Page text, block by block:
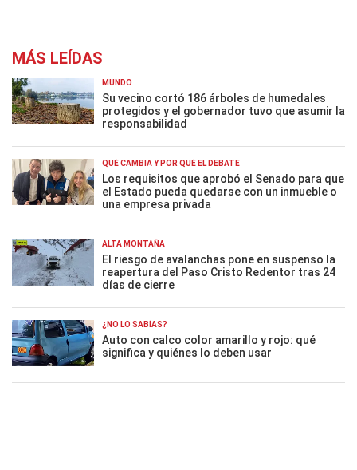
MÁS LEÍDAS
MUNDO
Su vecino cortó 186 árboles de humedales
protegidos y el gobernador tuvo que asumir la
responsabilidad
QUÉ CAMBIA Y POR QUÉ EL DEBATE
Los requisitos que aprobó el Senado para que
el Estado pueda quedarse con un inmueble o
una empresa privada
ALTA MONTAÑA
El riesgo de avalanchas pone en suspenso la
reapertura del Paso Cristo Redentor tras 24
días de cierre
¿NO LO SABÍAS?
Auto con calco color amarillo y rojo: qué
significa y quiénes lo deben usar